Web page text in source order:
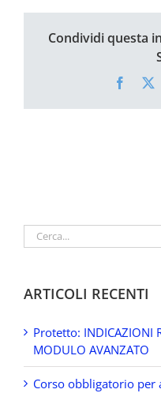
Condividi questa
Cerca
per:
ARTICOLI RECENTI
Protetto: INDICAZIONI
MODULO AVANZATO
Corso obbligatorio per